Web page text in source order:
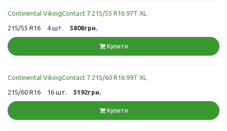
Continental VikingContact 7 215/55 R16 97T XL
215/55 R16 4 шт. 5808грн.
Купити
Continental VikingContact 7 215/60 R16 99T XL
215/60 R16 16 шт. 5192грн.
Купити